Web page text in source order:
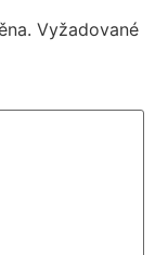
Vyžadované